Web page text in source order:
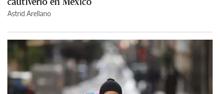
Astrid Arellano